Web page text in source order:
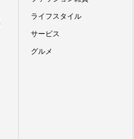
ライフスタイル
サービス
グルメ